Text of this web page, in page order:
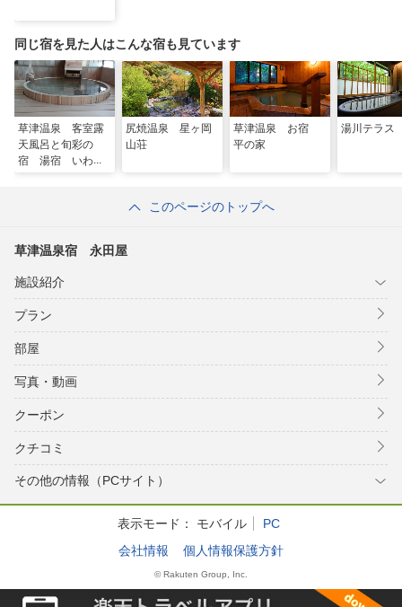
同じ宿を見た人はこんな宿も見ています
草津温泉 客室露
天風呂と旬彩の
宿 湯宿 いわふ
尻焼温泉 星ヶ岡
山荘
草津温泉 お宿
平の家
湯川テラス
このページのトップへ
草津温泉宿 永田屋
施設紹介
プラン
部屋
写真・動画
クーポン
クチコミ
その他の情報（PCサイト）
表示モード： モバイル
PC
会社情報
個人情報保護方針
© Rakuten Group, Inc.